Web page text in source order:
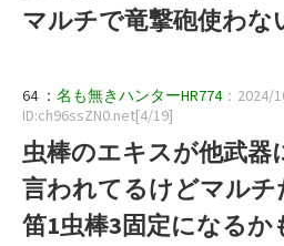
マルチで竜撃砲使わな
64 ： 名も無きハンターHR774：2024/
ID:ch96ssZN0.net[4/19]
虫棒のエキスが他武器
言われてるけどマル
笛1虫棒3固定になるか